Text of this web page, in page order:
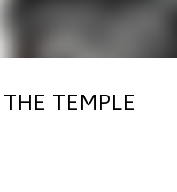
TEMPLE